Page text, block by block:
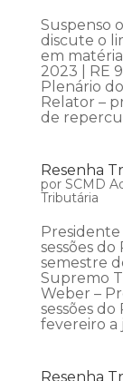
Suspenso
discute o
em
2023 | RE
Plenário
Relator –
de
Resenha
por SCMD
Tributária
Presidente
sessões
semestre
Supremo
Weber –
sessões
fevereiro a
Resenha